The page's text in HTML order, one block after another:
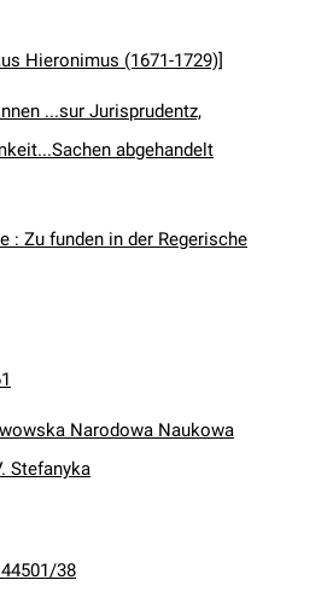
Hieronimus (1671-1729)]
...sur Jurisprudentz,
abgehandelt
: Zu funden in der Regerische
Narodowa Naukowa
Stefanyka
38